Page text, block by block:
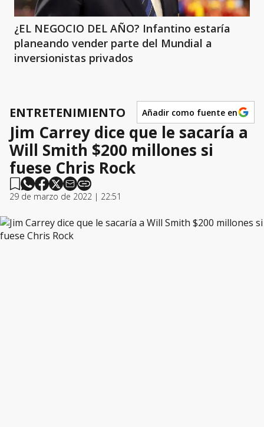
¿EL NEGOCIO DEL AÑO? Infantino estaría
planeando vender parte del Mundial a
inversionistas privados
ENTRETENIMIENTO Añadir como fuente en
Jim Carrey dice que le sacaría a
Will Smith $200 millones si
fuese Chris Rock
29 de marzo de 2022 | 22:51